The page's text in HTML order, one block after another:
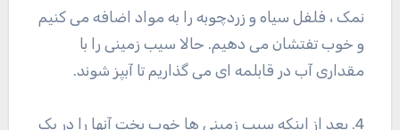
نمک ، فلفل سیاه و زردچوبه را به مواد اضافه می کنیم
و خوب تفتشان می دهیم. حالا سیب زمینی را با
مقداری آب در قابلمه ای می گذاریم تا آبپز شوند.
4. بعد از اینکه سیب زمینی ها خوب پخت آنها را در یک